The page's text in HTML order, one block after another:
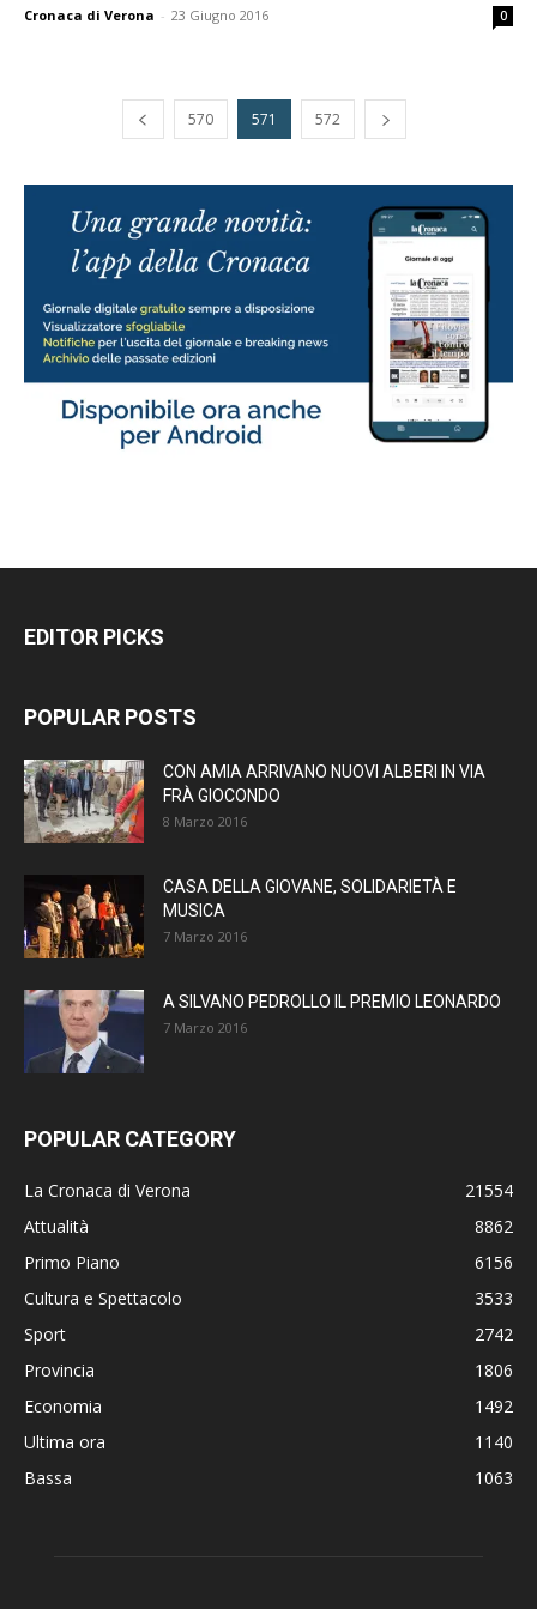
Cronaca di Verona - 23 Giugno 2016 0
570 571 572
EDITOR PICKS
POPULAR POSTS
CON AMIA ARRIVANO NUOVI ALBERI IN VIA
FRÀ GIOCONDO
8 Marzo 2016
CASA DELLA GIOVANE, SOLIDARIETÀ E
MUSICA
7 Marzo 2016
A SILVANO PEDROLLO IL PREMIO LEONARDO
7 Marzo 2016
POPULAR CATEGORY
La Cronaca di Verona
21554
Attualità
8862
Primo Piano
6156
Cultura e Spettacolo
3533
Sport
2742
Provincia
1806
Economia
1492
Ultima ora
1140
Bassa
1063